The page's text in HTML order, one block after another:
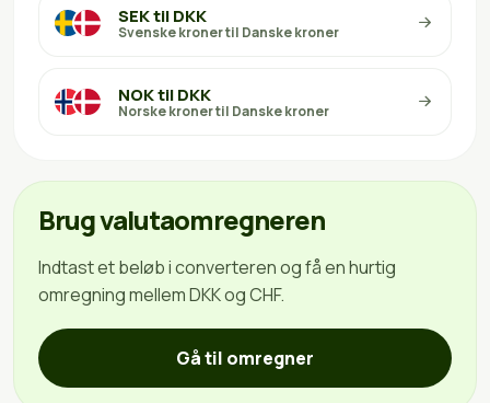
SEK til DKK
Svenske kroner til Danske kroner
NOK til DKK
Norske kroner til Danske kroner
Brug valutaomregneren
Indtast et beløb i converteren og få en hurtig
omregning mellem DKK og CHF.
Gå til omregner